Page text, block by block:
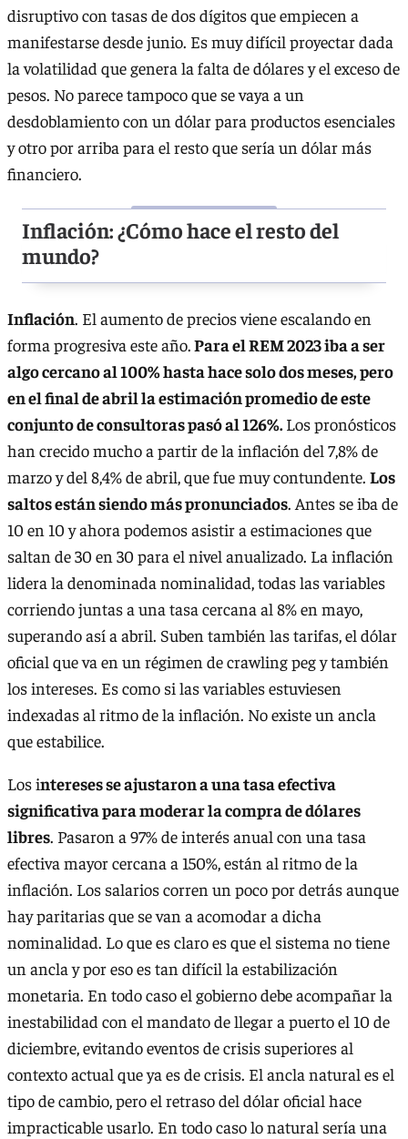
disruptivo con tasas de dos dígitos que empiecen a
manifestarse desde junio. Es muy difícil proyectar dada
la volatilidad que genera la falta de dólares y el exceso de
pesos. No parece tampoco que se vaya a un
desdoblamiento con un dólar para productos esenciales
y otro por arriba para el resto que sería un dólar más
financiero.
Inflación: ¿Cómo hace el resto del
mundo?
Inflación. El aumento de precios viene escalando en
forma progresiva este año. Para el REM 2023 iba a ser
algo cercano al 100% hasta hace solo dos meses, pero
en el final de abril la estimación promedio de este
conjunto de consultoras pasó al 126%. Los pronósticos
han crecido mucho a partir de la inflación del 7,8% de
marzo y del 8,4% de abril, que fue muy contundente. Los
saltos están siendo más pronunciados. Antes se iba de
10 en 10 y ahora podemos asistir a estimaciones que
saltan de 30 en 30 para el nivel anualizado. La inflación
lidera la denominada nominalidad, todas las variables
corriendo juntas a una tasa cercana al 8% en mayo,
superando así a abril. Suben también las tarifas, el dólar
oficial que va en un régimen de crawling peg y también
los intereses. Es como si las variables estuviesen
indexadas al ritmo de la inflación. No existe un ancla
que estabilice.
Los intereses se ajustaron a una tasa efectiva
significativa para moderar la compra de dólares
libres. Pasaron a 97% de interés anual con una tasa
efectiva mayor cercana a 150%, están al ritmo de la
inflación. Los salarios corren un poco por detrás aunque
hay paritarias que se van a acomodar a dicha
nominalidad. Lo que es claro es que el sistema no tiene
un ancla y por eso es tan difícil la estabilización
monetaria. En todo caso el gobierno debe acompañar la
inestabilidad con el mandato de llegar a puerto el 10 de
diciembre, evitando eventos de crisis superiores al
contexto actual que ya es de crisis. El ancla natural es el
tipo de cambio, pero el retraso del dólar oficial hace
impracticable usarlo. En todo caso lo natural sería una